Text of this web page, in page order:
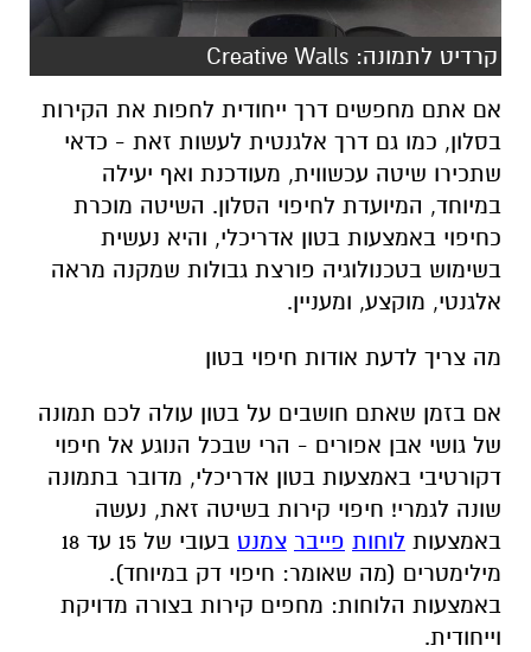
קרדיט לתמונה: Creative Walls
אם אתם מחפשים דרך ייחודית לחפות את הקירות
בסלון, כמו גם דרך אלגנטית לעשות זאת - כדאי
שתכירו שיטה עכשווית, מעודכנת ואף יעילה
במיוחד, המיועדת לחיפוי הסלון. השיטה מוכרת
כחיפוי באמצעות בטון אדריכלי, והיא נעשית
בשימוש בטכנולוגיה פורצת גבולות שמקנה מראה
אלגנטי, מוקצע, ומעניין.
מה צריך לדעת אודות חיפוי בטון
אם בזמן שאתם חושבים על בטון עולה לכם תמונה
של גושי אבן אפורים - הרי שבכל הנוגע אל חיפוי
דקורטיבי באמצעות בטון אדריכלי, מדובר בתמונה
שונה לגמרי! חיפוי קירות בשיטה זאת, נעשה
באמצעות לוחות פייבר צמנט
בעובי של 15 עד 18
מילימטרים (מה שאומר: חיפוי דק במיוחד).
באמצעות הלוחות: מחפים קירות בצורה מדויקת
וייחודית.